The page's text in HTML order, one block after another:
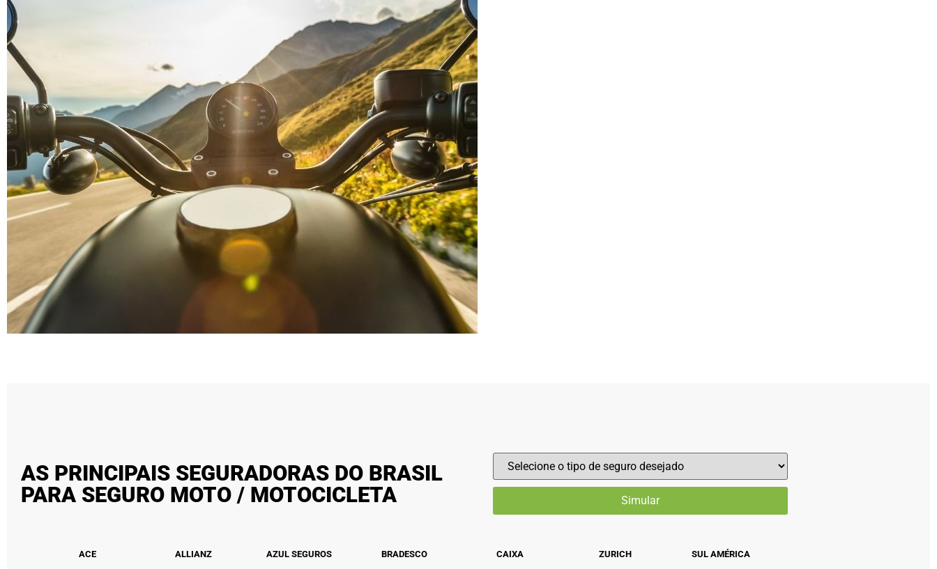
AS PRINCIPAIS SEGURADORAS DO BRASIL
PARA SEGURO MOTO / MOTOCICLETA
ACE ALLIANZ AZUL SEGUROS BRADESCO CAIXA ZURICH SUL AMÉRICA